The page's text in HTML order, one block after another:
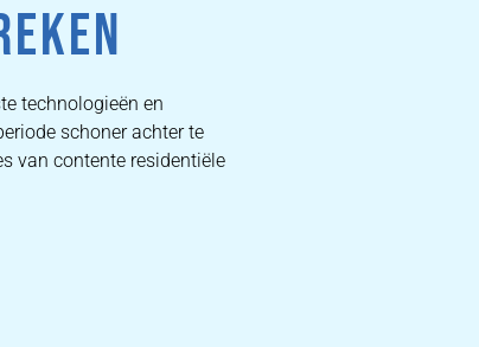
technologieën en
schoner achter te
van contente residentiële